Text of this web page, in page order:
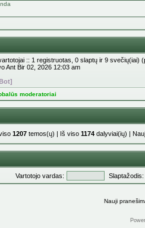
:: 1 registruotas, 0 slaptų ir 9 svečių(iai)
Ant Bir 02, 2026 12:03 am
moderatoriai
1207 temos(ų) | Iš viso 1174 dalyviai(ių) |
Vartotojo vardas: Slaptažodis:
Nauji